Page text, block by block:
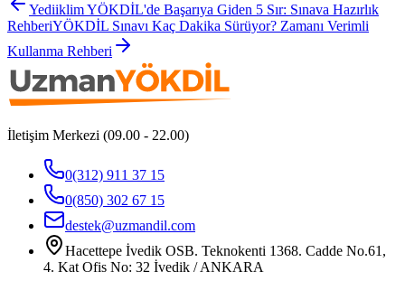
Yediiklim YÖKDİL'de Başarıya Giden 5 Sır: Sınava Hazırlık
RehberiYÖKDİL Sınavı Kaç Dakika Sürüyor? Zamanı Verimli
Kullanma Rehberi
İletişim Merkezi (09.00 - 22.00)
0(312) 911 37 15
0(850) 302 67 15
destek@uzmandil.com
Hacettepe İvedik OSB. Teknokenti 1368. Cadde No.61,
4. Kat Ofis No: 32 İvedik / ANKARA